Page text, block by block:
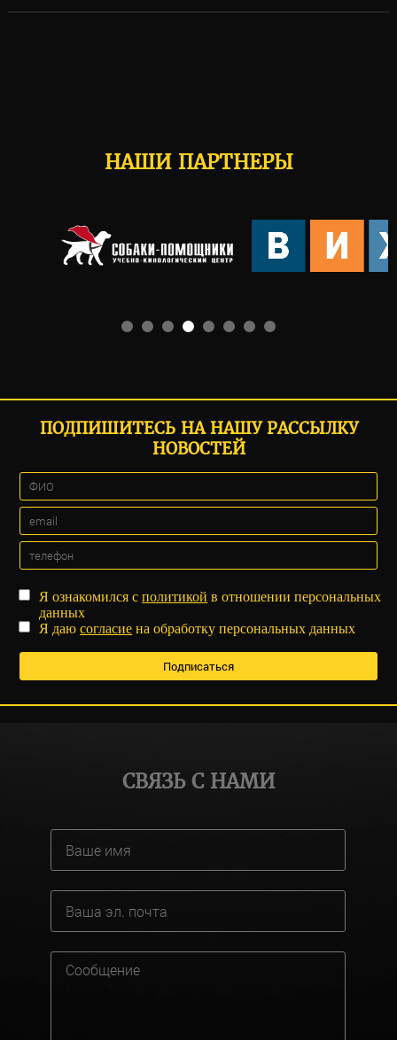
НАШИ ПАРТНЕРЫ
ПОДПИШИТЕСЬ НА НАШУ РАССЫЛКУ
НОВОСТЕЙ
Я ознакомился сполитикой в отношении персональных
данных
Я даюсогласие на обработку персональных данных
СВЯЗЬ С НАМИ